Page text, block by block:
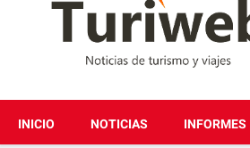
INICIO NOTICIAS INFORMES